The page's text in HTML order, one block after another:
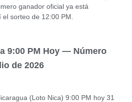
ganador oficial ya está
sorteo de 12:00 PM.
9:00 PM Hoy — Número
de 2026
(Loto Nica) 9:00 PM hoy 31